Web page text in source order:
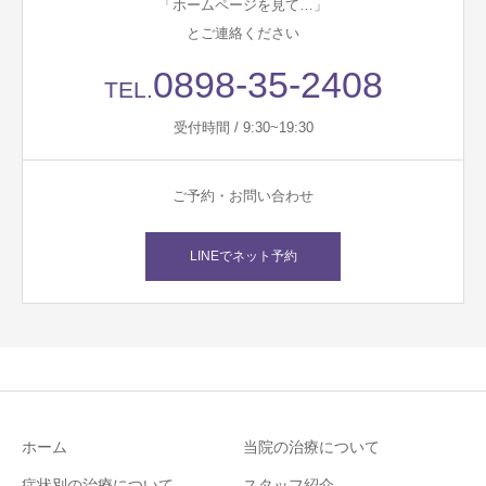
「ホームページを見て…」
とご連絡ください
TEL.0898-35-2408
受付時間 / 9:30~19:30
ご予約・お問い合わせ
LINEでネット予約
ホーム 当院の治療について